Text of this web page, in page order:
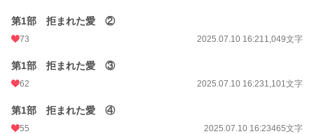
初回公開日時 2025.07.10 16:20
初回完結日時
週間ポイント 267 pt (21,209 位)
月間ポイント
年間ポイント 36,117 pt (13,295 位)
第1部 拒まれた愛 ②
73 2025.07.10 16:211,049文字
第1部 拒まれた愛 ③
62 2025.07.10 16:231,101文字
第1部 拒まれた愛 ④
55 2025.07.10 16:23465文字